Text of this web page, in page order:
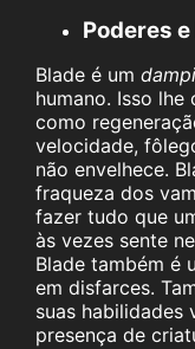
Poderes
Blade é um
humano. Isso
como
velocidade,
não envelhece.
fraqueza dos
fazer tudo que
às vezes sente
Blade também é
em disfarces.
suas habilidades
presença de